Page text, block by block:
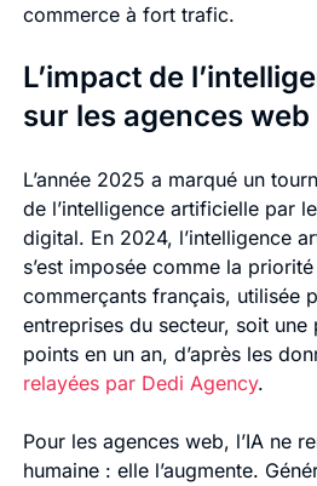
commerce à fort trafic.
L’impact de
sur les agences web
L’année 2025 a marqué un
de l’intelligence artificielle par
digital. En 2024, l’intelligence
s’est imposée comme la
commerçants français, utilisée
entreprises du secteur, soit une
points en un an, d’après les
relayées par Dedi Agency.
Pour les agences web, l’IA ne
humaine : elle l’augmente.